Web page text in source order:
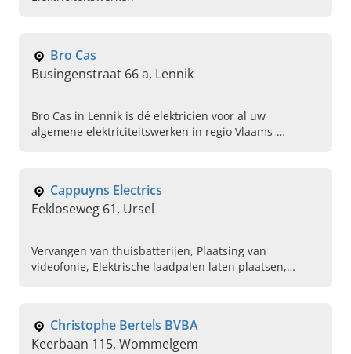
Bro Cas
Busingenstraat 66 a, Lennik
Bro Cas in Lennik is dé elektricien voor al uw
algemene elektriciteitswerken in regio Vlaams-
Cappuyns Electrics
Eekloseweg 61, Ursel
Vervangen van thuisbatterijen, Plaatsing van
videofonie, Elektrische laadpalen laten plaatsen,
Christophe Bertels BVBA
Keerbaan 115, Wommelgem